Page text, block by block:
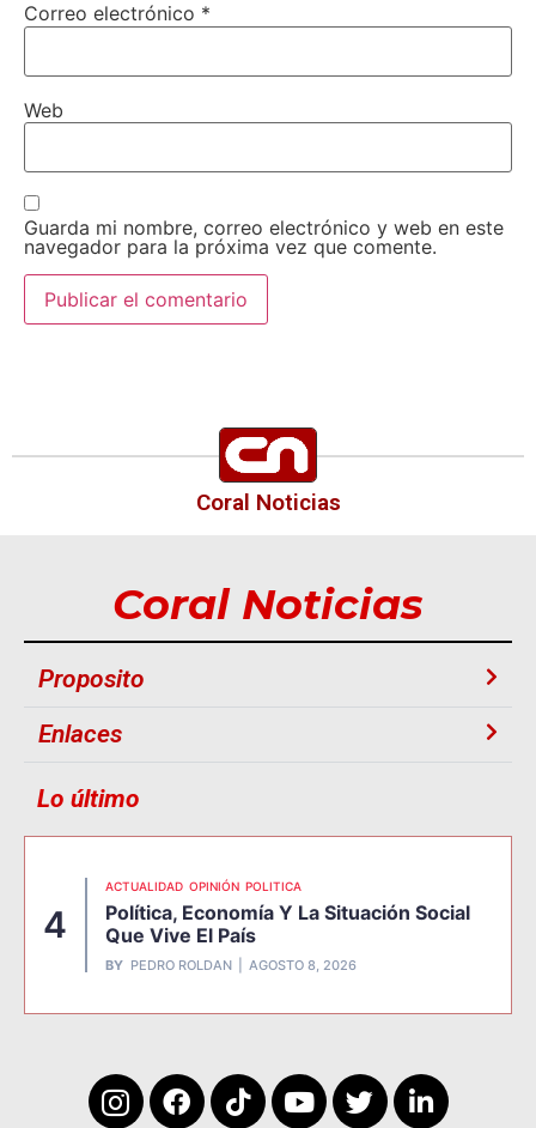
Correo electrónico *
Web
Guarda mi nombre, correo electrónico y web en este
navegador para la próxima vez que comente.
Coral Noticias
Coral Noticias
Proposito
Enlaces
Lo último
4
ACTUALIDAD OPINIÓN POLITICA
Política, Economía Y La Situación Social
Que Vive El País
BY PEDRO ROLDAN AGOSTO 8, 2026